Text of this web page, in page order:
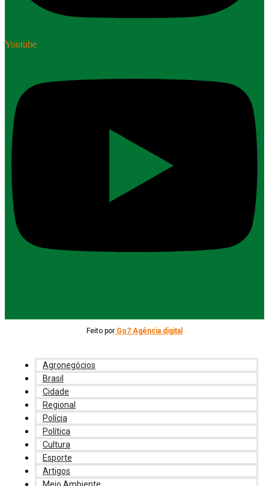
Youtube
Feito por Go7 Agência digital
Agronegócios
Brasil
Cidade
Regional
Polícia
Política
Cultura
Esporte
Artigos